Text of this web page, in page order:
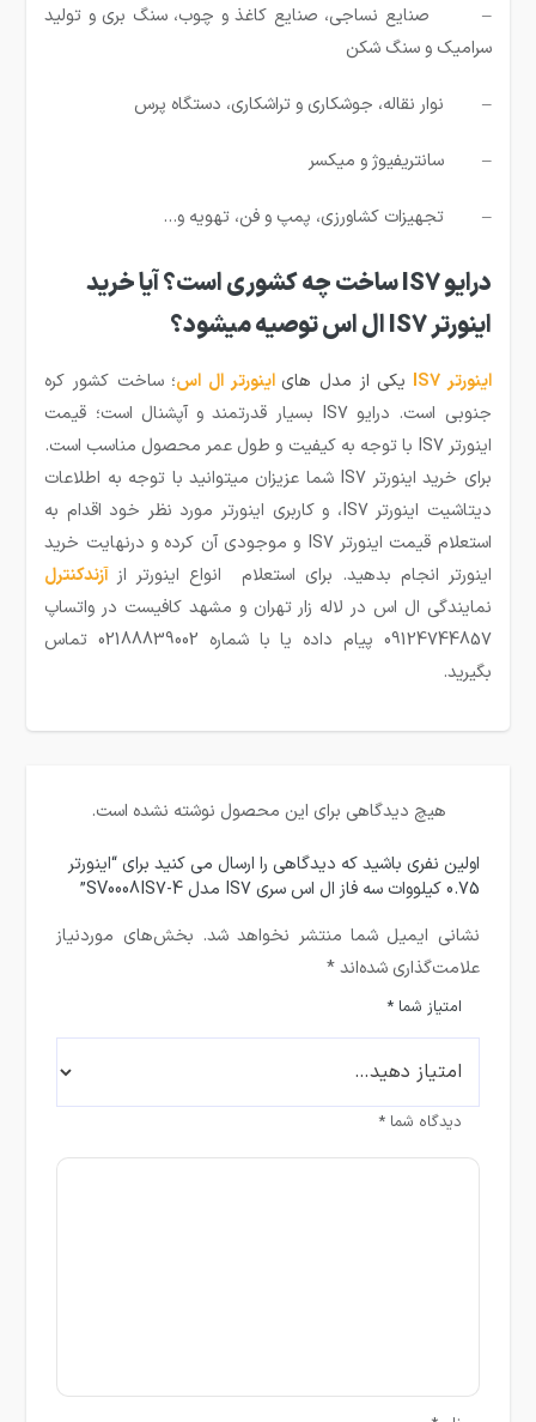
– صنایع نساجی، صنایع کاغذ و چوب، سنگ بری و تولید
سرامیک و سنگ شکن
– نوار نقاله، جوشکاری و تراشکاری، دستگاه پرس
– سانتریفیوژ و میکسر
– تجهیزات کشاورزی، پمپ و فن، تهویه و…
درایوIS7ساخت چه کشوری است؟ آیا خرید
اینورترIS7ال اس توصیه میشود؟
اینورتر IS7 یکی از مدل های اینورتر ال اس؛ ساخت کشور کره
جنوبی است. درایوIS7 بسیار قدرتمند و آپشنال است؛ قیمت
اینورترIS7 با توجه به کیفیت و طول عمر محصول مناسب است.
برای خرید اینورتر IS7 شما عزیزان میتوانید با توجه به اطلاعات
دیتاشیت اینورترIS7، و کاربری اینورتر مورد نظر خود اقدام به
استعلام قیمت اینورترIS7 و موجودی آن کرده و درنهایت خرید
اینورتر انجام بدهید. برای استعلام انواع اینورتر از آزندکنترل
نمایندگی ال اس در لاله زار تهران و مشهد کافیست در واتساپ
09124744857 پیام داده یا با شماره 02188839002تماس
بگیرید.
هیچ دیدگاهی برای این محصول نوشته نشده است.
اولین نفری باشید که دیدگاهی را ارسال می کنید برای “اینورتر
0.75 کیلووات سه فاز ال اس سری IS7 مدل SV0008IS7-4”
نشانی ایمیل شما منتشر نخواهد شد. بخش‌های موردنیاز
علامت‌گذاری شده‌اند*
امتیاز شما*
دیدگاه شما*